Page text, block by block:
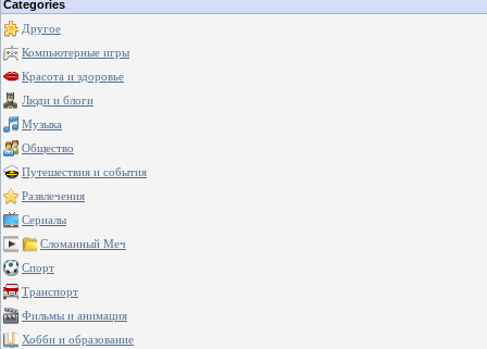
Categories
Другое
Компьютерные игры
Красота и здоровье
Люди и блоги
Музыка
Общество
Путешествия и события
Развлечения
Сериалы
Сломанный Меч
Спорт
Транспорт
Фильмы и анимация
Хобби и образование